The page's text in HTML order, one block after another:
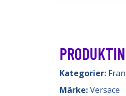
Kategorier:
Märke:Versace